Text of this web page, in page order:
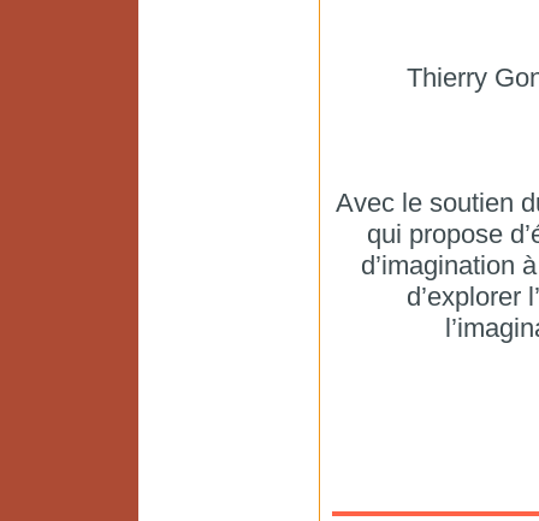
Thierry
Avec le soutien
qui propose
d’imagination
d’explorer